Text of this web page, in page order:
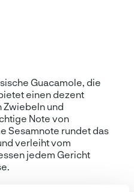
Guacamole, die
einen dezent
Zwiebeln und
Note von
Sesamnote rundet das
verleiht vom
jedem Gericht